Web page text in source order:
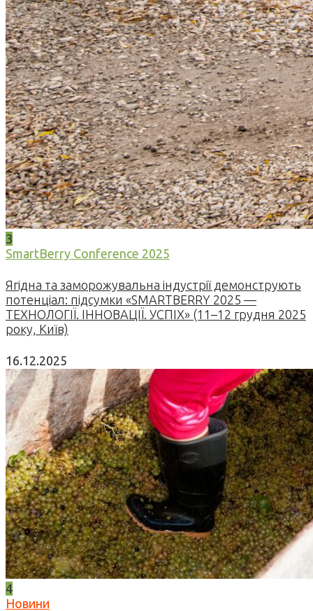
3
SmartBerry Conference 2025
Ягідна та заморожувальна індустрії демонструють
потенціал: підсумки «SMARTBERRY 2025 —
ТЕХНОЛОГІЇ. ІННОВАЦІЇ. УСПІХ» (11–12 грудня 2025
року, Київ)
16.12.2025
4
Новини